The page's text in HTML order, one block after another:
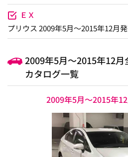
ＥＸ
プリウス 2009年5月～2015年12月
2009年5月～2015年12月
カタログ一覧
2009年5月～2015年